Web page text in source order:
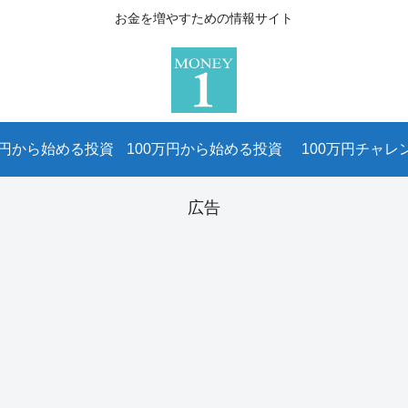
お金を増やすための情報サイト
から始める投資 100万円から始める投資 100万円チャレ
広告